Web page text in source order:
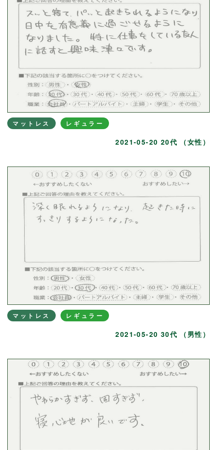
マットレス レギュラー
2021-05-20 20代 （女性）
マットレス レギュラー
2021-05-20 30代 （男性）